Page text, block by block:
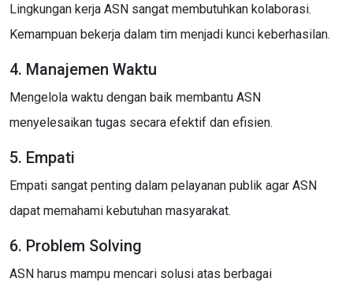
Lingkungan kerja ASN sangat membutuhkan kolaborasi.
Kemampuan bekerja dalam tim menjadi kunci keberhasilan.
4. Manajemen Waktu
Mengelola waktu dengan baik membantu ASN
menyelesaikan tugas secara efektif dan efisien.
5. Empati
Empati sangat penting dalam pelayanan publik agar ASN
dapat memahami kebutuhan masyarakat.
6. Problem Solving
ASN harus mampu mencari solusi atas berbagai